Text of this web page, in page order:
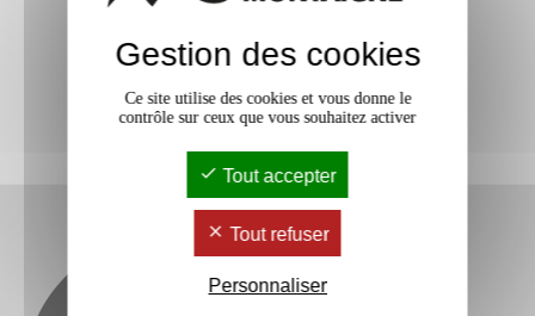
Gestion des cookies
Ce site utilise des cookies et vous donne le
contrôle sur ceux que vous souhaitez activer
Tout accepter
Tout refuser
Personnaliser